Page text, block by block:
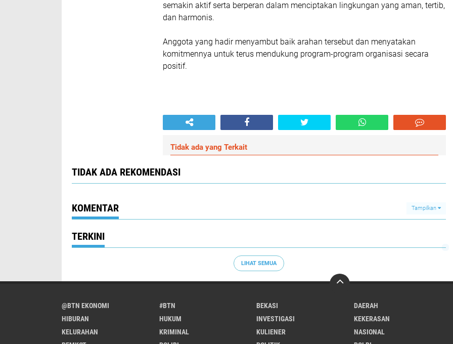
semakin aktif serta berperan dalam menciptakan lingkungan yang aman, tertib,
dan harmonis.
Anggota yang hadir menyambut baik arahan tersebut dan menyatakan
komitmennya untuk terus mendukung program-program organisasi secara
positif.
Tidak ada yang Terkait
TIDAK ADA REKOMENDASI
KOMENTAR Tampilkan
TERKINI
LIHAT SEMUA
@BTN EKONOMI #BTN BEKASI
DAERAH
HIBURAN
HUKUM INVESTIGASI
KEKERASAN
KELURAHAN
KRIMINAL KULIENER
NASIONAL